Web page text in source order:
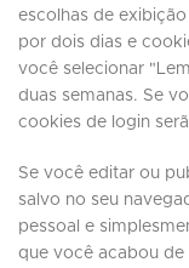
escolhas de
por dois dias e
você selecionar
duas semanas. Se
cookies de login
Se você editar ou
salvo no seu
pessoal e
que você acabou de